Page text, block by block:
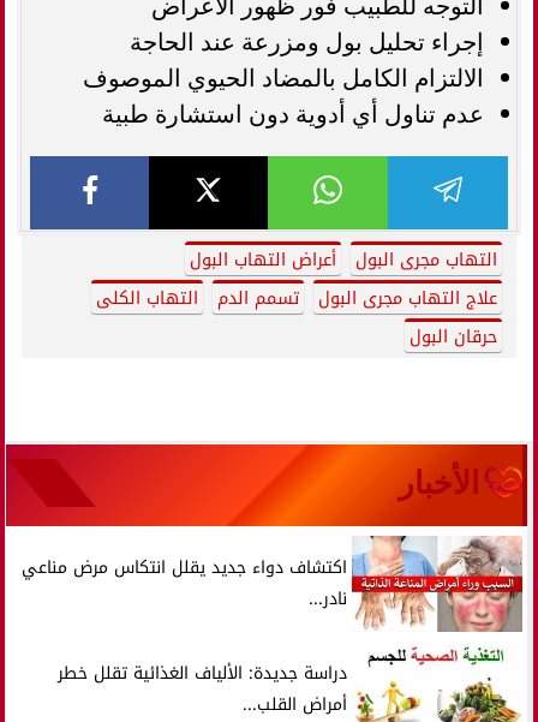
إجراء تحليل بول ومزرعة عند الحاجة
الالتزام الكامل بالمضاد الحيوي الموصوف
عدم تناول أي أدوية دون استشارة طبية
التهاب مجرى البول
أعراض التهاب البول
علاج التهاب مجرى البول
تسمم الدم
التهاب الكلى
حرقان البول
الأخبار
اكتشاف دواء جديد يقلل انتكاس مرض مناعي
نادر...
دراسة جديدة: الألياف الغذائية تقلل خطر
أمراض القلب...